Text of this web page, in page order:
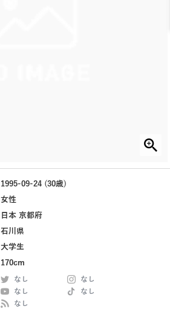
1995-09-24 (30歳)
女性
日本 京都府
石川県
大学生
170cm
なし
なし
なし
なし
なし